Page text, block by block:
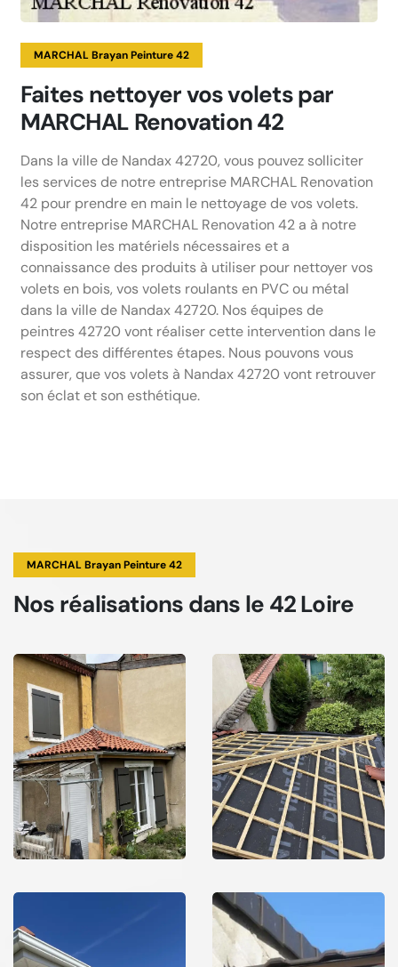
MARCHAL Brayan Peinture 42
Faites nettoyer vos volets par
MARCHAL Renovation 42
Dans la ville de Nandax 42720, vous pouvez solliciter
les services de notre entreprise MARCHAL Renovation
42 pour prendre en main le nettoyage de vos volets.
Notre entreprise MARCHAL Renovation 42 a à notre
disposition les matériels nécessaires et a
connaissance des produits à utiliser pour nettoyer vos
volets en bois, vos volets roulants en PVC ou métal
dans la ville de Nandax 42720. Nos équipes de
peintres 42720 vont réaliser cette intervention dans le
respect des différentes étapes. Nous pouvons vous
assurer, que vos volets à Nandax 42720 vont retrouver
son éclat et son esthétique.
MARCHAL Brayan Peinture 42
Nos réalisations dans le 42 Loire